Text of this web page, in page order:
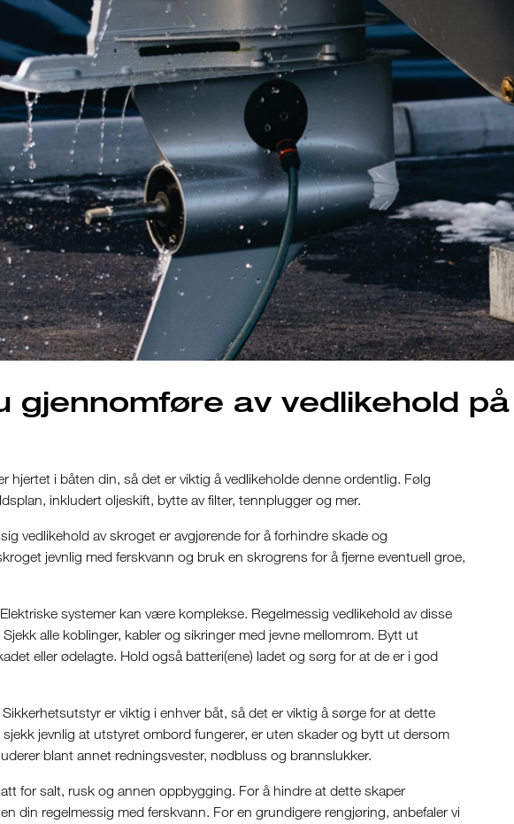
gjennomføre av vedlikehold
hjertet i båten din, så det er viktig å vedlikeholde denne ordentlig. Følg
inkludert oljeskift, bytte av filter, tennplugger og mer.
vedlikehold av skroget er avgjørende for å forhindre skade og
jevnlig med ferskvann og bruk en skrogrens for å fjerne eventuell groe,
systemer kan være komplekse. Regelmessig vedlikehold av disse
alle koblinger, kabler og sikringer med jevne mellomrom. Bytt ut
eller ødelagte. Hold også batteri(ene) ladet og sørg for at de er i god
er viktig i enhver båt, så det er viktig å sørge for at dette
jevnlig at utstyret ombord fungerer, er uten skader og bytt ut dersom
blant annet redningsvester, nødbluss og brannslukker.
for salt, rusk og annen oppbygging. For å hindre at dette skaper
din regelmessig med ferskvann. For en grundigere rengjøring, anbefaler vi